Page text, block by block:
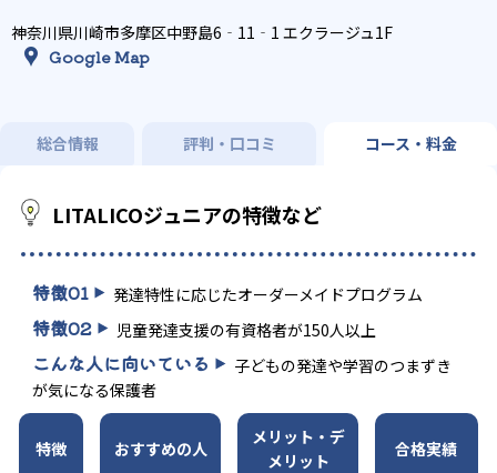
神奈川県川崎市多摩区中野島6‐11‐1 エクラージュ1F
Google Map
総合情報 評判・口コミ コース・料金
LITALICOジュニアの特徴など
特徴01 発達特性に応じたオーダーメイドプログラム
特徴02 児童発達支援の有資格者が150人以上
こんな人に向いている
子どもの発達や学習のつまずき
が気になる保護者
特徴 おすすめの人
メリット・デ
メリット
合格実績